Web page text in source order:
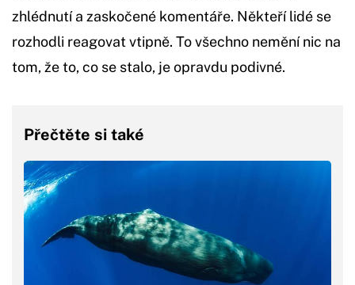
zhlédnutí a zaskočené komentáře. Někteří lidé se
rozhodli reagovat vtipně. To všechno nemění nic na
tom, že to, co se stalo, je opravdu podivné.
Přečtěte si také